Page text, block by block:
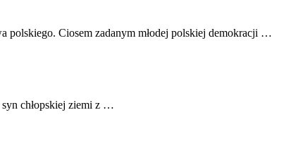
polskiego. Ciosem zadanym młodej polskiej demokracji …
syn chłopskiej ziemi z …